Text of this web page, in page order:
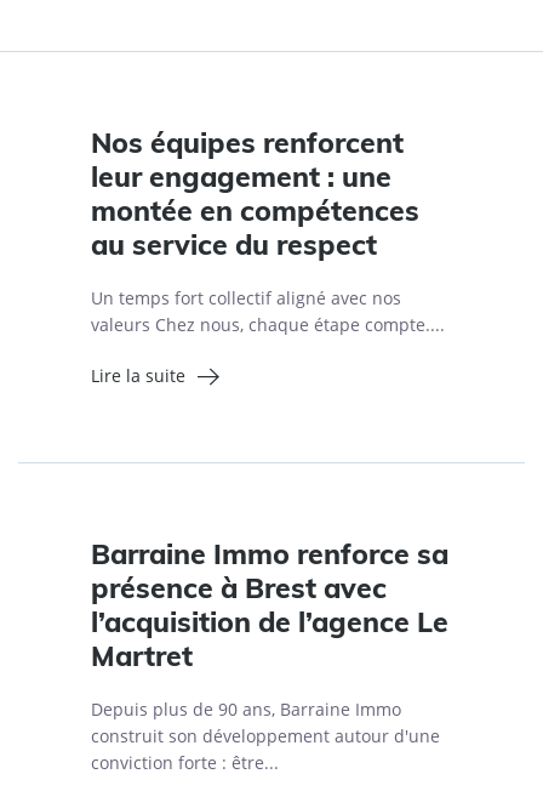
Nos équipes renforcent
leur engagement : une
montée en compétences
au service du respect
Un temps fort collectif aligné avec nos
valeurs Chez nous, chaque étape compte....
Lire la suite
Barraine Immo renforce sa
présence à Brest avec
l’acquisition de l’agence Le
Martret
Depuis plus de 90 ans, Barraine Immo
construit son développement autour d'une
conviction forte : être...